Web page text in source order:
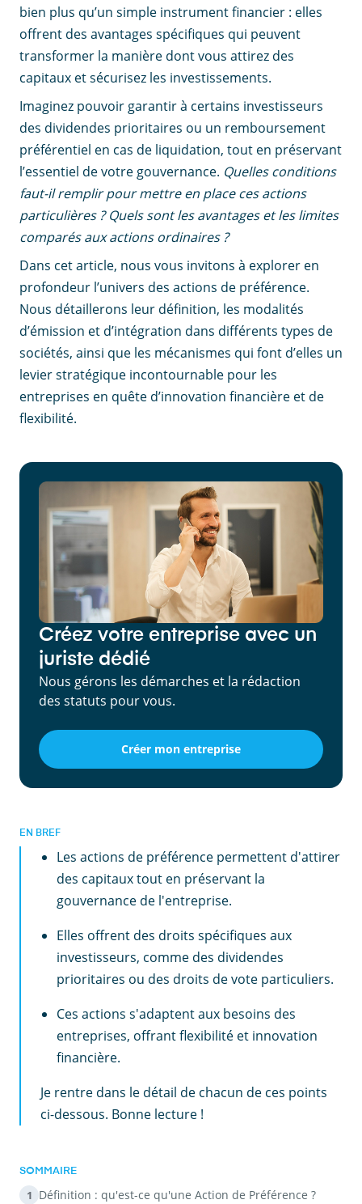
bien plus qu’un simple instrument financier : elles
offrent des avantages spécifiques qui peuvent
transformer la manière dont vous attirez des
capitaux et sécurisez les investissements.
Imaginez pouvoir garantir à certains investisseurs
des dividendes prioritaires ou un remboursement
préférentiel en cas de liquidation, tout en préservant
l’essentiel de votre gouvernance. Quelles conditions
faut-il remplir pour mettre en place ces actions
particulières ? Quels sont les avantages et les limites
comparés aux actions ordinaires ?
Dans cet article, nous vous invitons à explorer en
profondeur l’univers des actions de préférence.
Nous détaillerons leur définition, les modalités
d’émission et d’intégration dans différents types de
sociétés, ainsi que les mécanismes qui font d’elles un
levier stratégique incontournable pour les
entreprises en quête d’innovation financière et de
flexibilité.
Créez votre entreprise avec un
juriste dédié
Nous gérons les démarches et la rédaction
des statuts pour vous.
Créer mon entreprise
EN BREF
Les actions de préférence permettent d'attirer
des capitaux tout en préservant la
gouvernance de l'entreprise.
Elles offrent des droits spécifiques aux
investisseurs, comme des dividendes
prioritaires ou des droits de vote particuliers.
Ces actions s'adaptent aux besoins des
entreprises, offrant flexibilité et innovation
financière.
Je rentre dans le détail de chacun de ces points
ci-dessous. Bonne lecture !
SOMMAIRE
1 Définition : qu'est-ce qu'une Action de Préférence ?